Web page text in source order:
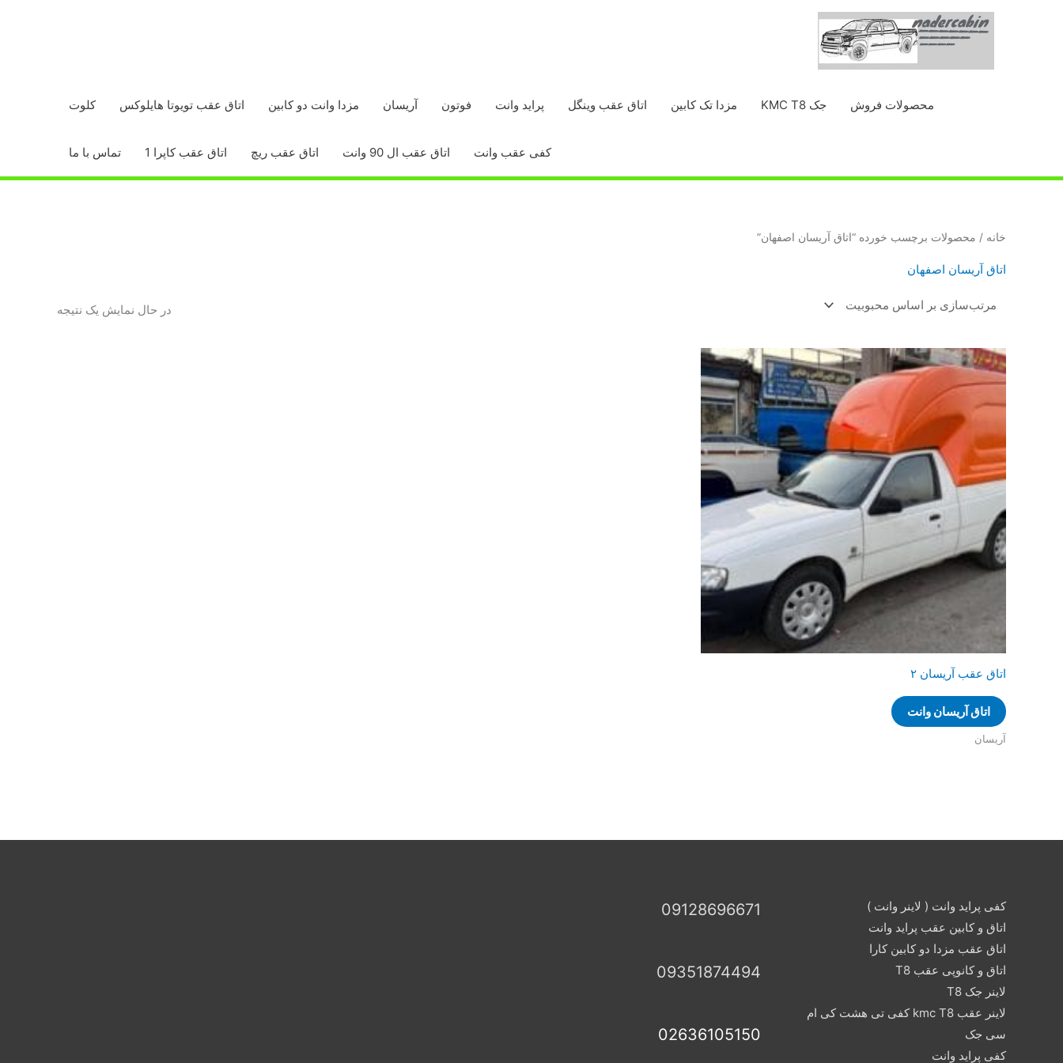
محصولات فروش جک KMC T8 مزدا تک کابین اتاق عقب وینگل پراید وانت فوتون آریسان مزدا وانت دو کابین اتاق عقب تویوتا هایلوکس کلوت
کفی عقب وانت اتاق عقب ال 90 وانت اتاق عقب ریچ اتاق عقب کاپرا 1 تماس با ما
خانه / محصولات برچسب خورده “اتاق آريسان اصفهان”
اتاق آريسان اصفهان
در حال نمایش یک نتیجه
اتاق عقب آریسان ۲
اتاق آریسان وانت
آریسان
کفی پراید وانت ( لاینر وانت )
اتاق و کابین عقب پراید وانت
اتاق عقب مزدا دو کابین کارا
اتاق و کانوپی عقب T8
لاینر جک T8
لاینر عقب kmc T8 کفی تی هشت کی ام
سی جک
کفی پراید وانت
09128696671
09351874494
02636105150